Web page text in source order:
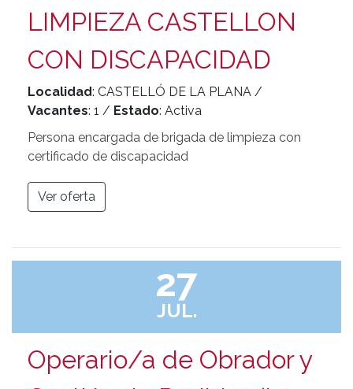
LIMPIEZA CASTELLON
CON DISCAPACIDAD
Localidad: CASTELLÓ DE LA PLANA /
Vacantes: 1 / Estado: Activa
Persona encargada de brigada de limpieza con
certificado de discapacidad
Ver oferta
27
JUL.
Operario/a de Obrador y